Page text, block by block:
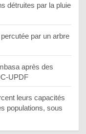
détruites par la pluie
par un arbre
après des
UPDF
leurs capacités
populations, sous